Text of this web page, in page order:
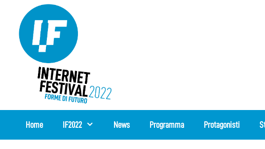
contenuto
Home IF2022 News Programma Protagonisti